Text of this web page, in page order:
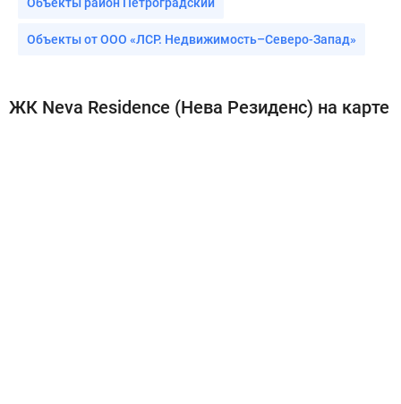
Объекты район Петроградский
Объекты от ООО «ЛСР. Недвижимость–Северо-Запад»
ЖК Neva Residence (Нева Резиденс) на карте